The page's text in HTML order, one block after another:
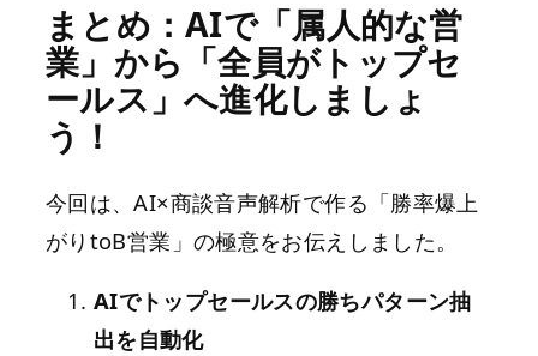
まとめ：AIで「属人的な営
業」から「全員がトップセ
ールス」へ進化しましょ
う！
今回は、AI×商談音声解析で作る「勝率爆上
がりtoB営業」の極意をお伝えしました。
AIでトップセールスの勝ちパターン抽
出を自動化